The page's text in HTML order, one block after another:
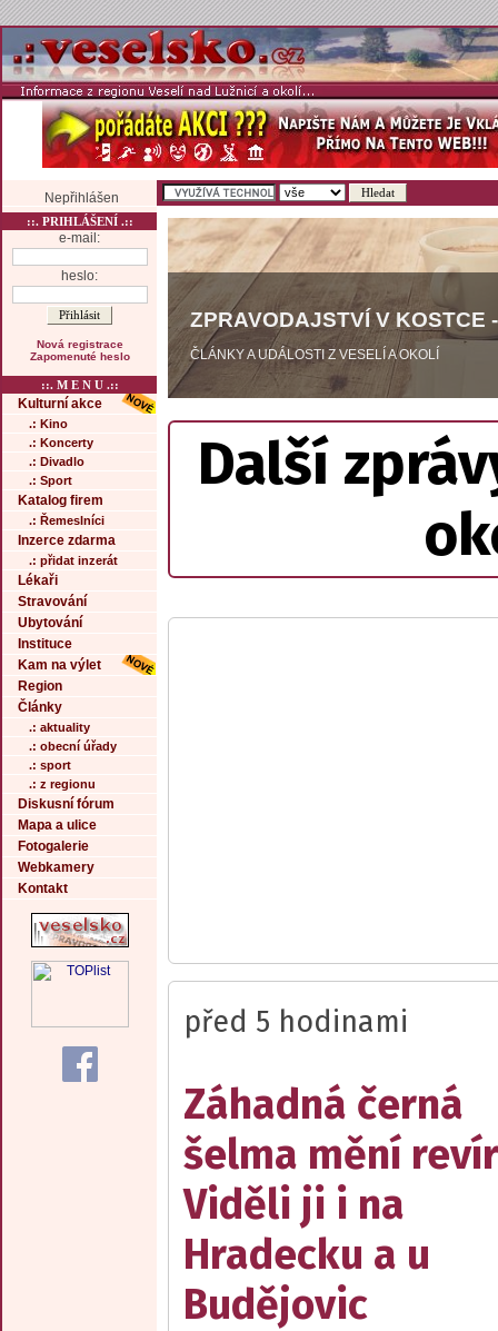
Nepřihlášen
::. PRIHLÁŠENÍ .::
e-mail:
heslo:
Nová registrace
Zapomenuté heslo
::. M E N U .::
Kulturní akce
.: Kino
.: Koncerty
.: Divadlo
.: Sport
Katalog firem
.: Řemeslníci
Inzerce zdarma
.: přidat inzerát
Lékaři
Stravování
Ubytování
Instituce
Kam na výlet
Region
Články
.: aktuality
.: obecní úřady
.: sport
.: z regionu
Diskusní fórum
Mapa a ulice
Fotogalerie
Webkamery
Kontakt
ZPRAVODAJSTVÍ V KOSTCE
ČLÁNKY A UDÁLOSTI Z VESELÍ A OKOLÍ
Další
před 5 hodinami
Záhadná černá
šelma mění
Viděli ji i na
Hradecku a u
Budějovic